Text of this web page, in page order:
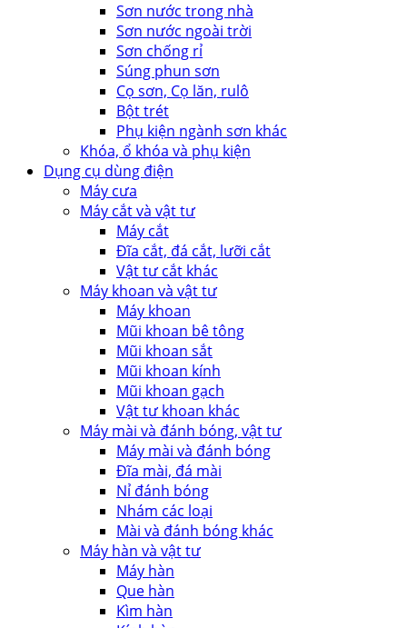
Sơn nước trong nhà
Sơn nước ngoài trời
Sơn chống rỉ
Súng phun sơn
Cọ sơn, Cọ lăn, rulô
Bột trét
Phụ kiện ngành sơn khác
Khóa, ổ khóa và phụ kiện
Dụng cụ dùng điện
Máy cưa
Máy cắt và vật tư
Máy cắt
Đĩa cắt, đá cắt, lưỡi cắt
Vật tư cắt khác
Máy khoan và vật tư
Máy khoan
Mũi khoan bê tông
Mũi khoan sắt
Mũi khoan kính
Mũi khoan gạch
Vật tư khoan khác
Máy mài và đánh bóng, vật tư
Máy mài và đánh bóng
Đĩa mài, đá mài
Nỉ đánh bóng
Nhám các loại
Mài và đánh bóng khác
Máy hàn và vật tư
Máy hàn
Que hàn
Kìm hàn